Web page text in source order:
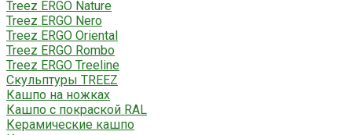
Treez ERGO Nature
Treez ERGO Nero
Treez ERGO Oriental
Treez ERGO Rombo
Treez ERGO Treeline
Скульптуры TREEZ
Кашпо на ножках
Кашпо с покраской RAL
Керамические кашпо